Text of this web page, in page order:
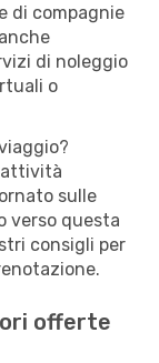
di compagnie
di noleggio
o
attività
sulle
verso questa
consigli per
offerte